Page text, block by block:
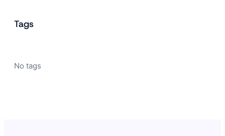
Tags
No tags